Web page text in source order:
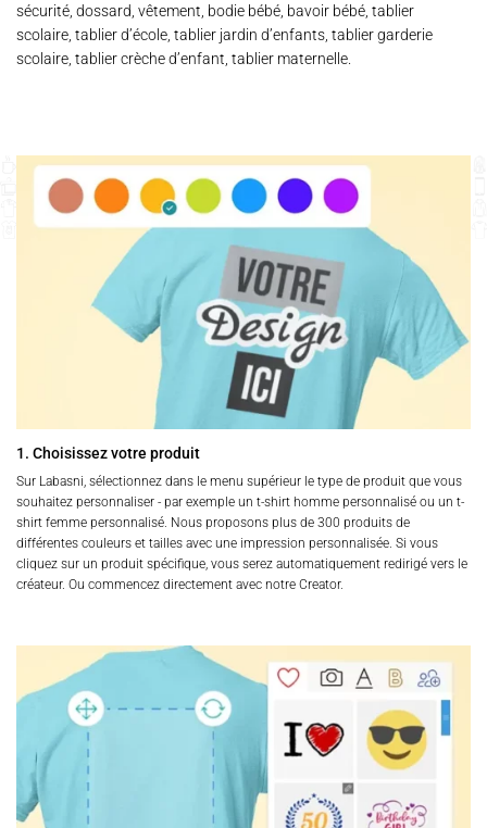
sécurité, dossard, vêtement, bodie bébé, bavoir bébé, tablier
scolaire, tablier d’école, tablier jardin d’enfants, tablier garderie
scolaire, tablier crèche d’enfant, tablier maternelle.
1. Choisissez votre produit
Sur Labasni, sélectionnez dans le menu supérieur le type de produit que vous
souhaitez personnaliser - par exemple un t-shirt homme personnalisé ou un t-
shirt femme personnalisé. Nous proposons plus de 300 produits de
différentes couleurs et tailles avec une impression personnalisée. Si vous
cliquez sur un produit spécifique, vous serez automatiquement redirigé vers le
créateur. Ou commencez directement avec notre Creator.